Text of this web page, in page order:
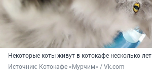
Некоторые коты живут в котокафе несколько лет
Источник: Котокафе «Мурчим» / Vk.com